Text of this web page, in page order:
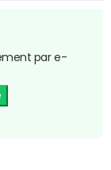
par e-